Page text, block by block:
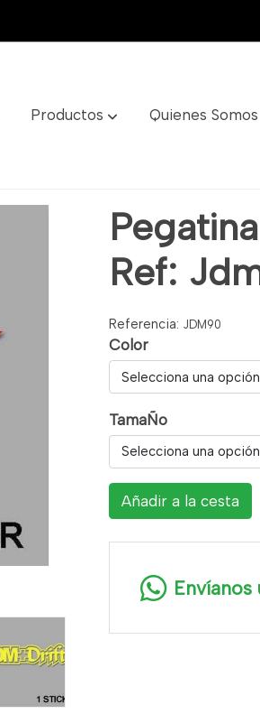
Productos Quienes Somos
Ref:
Referencia: JDM90
Color
Selecciona una opción
TamaÑo
Selecciona una opción
Añadir a la cesta
Envíanos